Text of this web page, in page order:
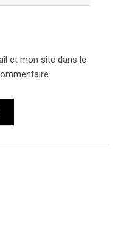
et mon site dans le